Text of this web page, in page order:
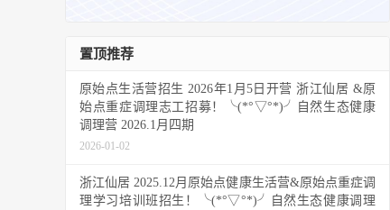
置顶推荐
原始点生活营招生 2026年1月5日开营 浙江仙居 &原
始点重症调理志工招募！╰(*°▽°*)╯自然生态健康
调理营 2026.1月四期
2026-01-02
浙江仙居 2025.12月原始点健康生活营&原始点重症调
理学习培训班招生！╰(*°▽°*)╯自然生态健康调理